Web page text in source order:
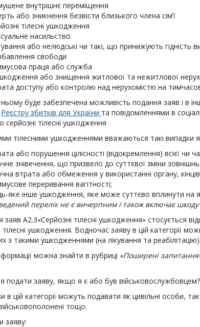
внутрішнє переміщення
або зникнення безвісти близького члена сімʼї
тілесні ушкодження
насильство
або нелюдські чи такі, що принижують гідність
свободи
праця або служба
або знищення житлової та нежитлової
доступу або контролю над нерухомістю на
буде забезпечена можливість подання заяв і в
Реєстру збитків для України та повідомленнями в
серйозні тілесні ушкодження
тілесними ушкодженнями вважаються такі випадки
або порушення цілісності (відокремлення) всієї чи
знівечення, що призвело до суттєвої зміни
втрата або обмеження у використанні органу,
переривання вагітності;
яке інше ушкодження, яке може суттєво вплинути на
перелік не є вичерпним і також включає шкоду
заяв А2.3«Серйозні тілесні ушкодження» стосується
тілесні ушкодження. Водночас заяву в цій категорії
з такими ушкодженнями (на лікування та реабілітацію).
можна знайти в рубриці «Поширені
подати заяву, якщо я є або був військовослужбовцем?
в цій категорії можуть подавати як цивільні особи,
тощо.
заяву: